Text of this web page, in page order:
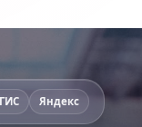
Яндекс